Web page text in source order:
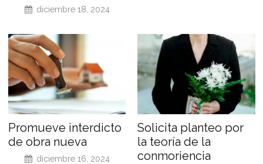
diciembre 18, 2024
Promueve interdicto
de obra nueva
diciembre 16, 2024
Solicita planteo por
la teoría de la
conmoriencia